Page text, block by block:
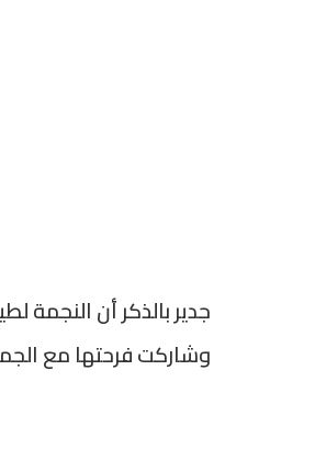
جدير بالذكر أن النجمة
وشاركت فرحتها مع